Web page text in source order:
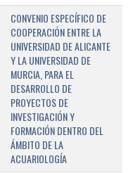
CONVENIO ESPECÍFICO DE
COOPERACIÓN ENTRE LA
UNIVERSIDAD DE ALICANTE
Y LA UNIVERSIDAD DE
MURCIA, PARA EL
DESARROLLO DE
PROYECTOS DE
INVESTIGACIÓN Y
FORMACIÓN DENTRO DEL
ÁMBITO DE LA
ACUARIOLOGÍA